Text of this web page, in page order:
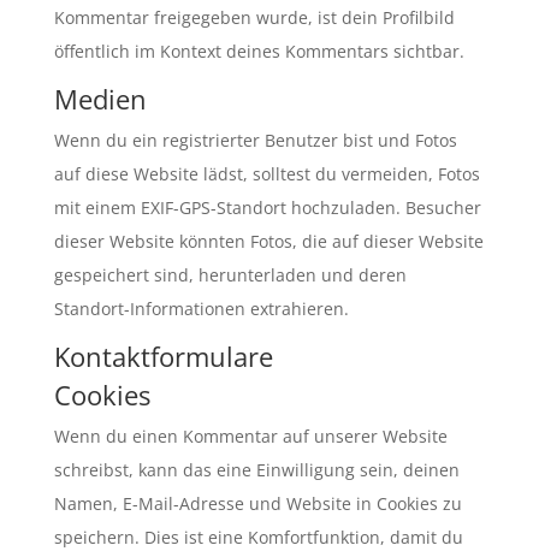
Kommentar freigegeben wurde, ist dein Profilbild
öffentlich im Kontext deines Kommentars sichtbar.
Medien
Wenn du ein registrierter Benutzer bist und Fotos
auf diese Website lädst, solltest du vermeiden, Fotos
mit einem EXIF-GPS-Standort hochzuladen. Besucher
dieser Website könnten Fotos, die auf dieser Website
gespeichert sind, herunterladen und deren
Standort-Informationen extrahieren.
Kontaktformulare
Cookies
Wenn du einen Kommentar auf unserer Website
schreibst, kann das eine Einwilligung sein, deinen
Namen, E-Mail-Adresse und Website in Cookies zu
speichern. Dies ist eine Komfortfunktion, damit du